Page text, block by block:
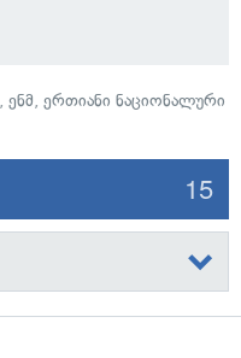
, ენმ, ერთიანი ნაციონალური
15